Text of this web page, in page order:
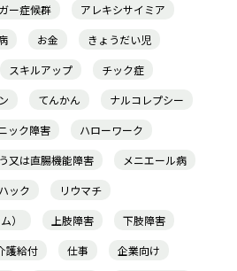
ー症候群
アレキシサイミア
お金
きょうだい児
スキルアップ
チック症
てんかん
ナルコレプシー
ック障害
ハローワーク
又は直腸機能障害
メニエール病
ック
リウマチ
）
上肢障害
下肢障害
護給付 仕事
企業向け